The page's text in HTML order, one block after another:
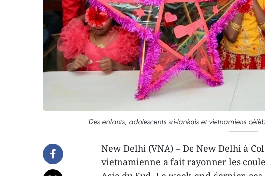
Des enfants, adolescents sri-lankais et vietnamiens
New Delhi (VNA) – De New Delhi à
vietnamienne a fait rayonner les